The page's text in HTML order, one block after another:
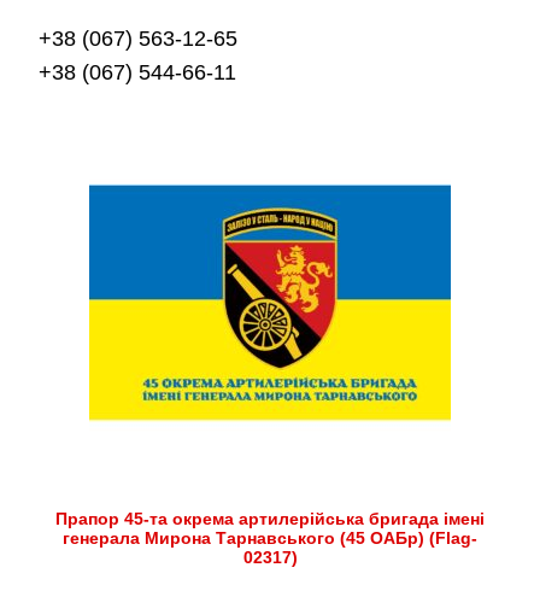
+38 (067) 563-12-65
+38 (067) 544-66-11
Прапор 45-та окрема артилерійська бригада імені
генерала Мирона Тарнавського (45 ОАБр) (Flag-
02317)